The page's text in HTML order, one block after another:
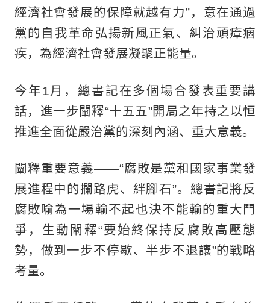
經濟社會發展的保障就越有力”，意在通過
黨的自我革命弘揚新風正氣、糾治頑瘴痼
疾，為經濟社會發展凝聚正能量。
今年1月，總書記在多個場合發表重要講
話，進一步闡釋“十五五”開局之年持之以恒
推進全面從嚴治黨的深刻內涵、重大意義。
闡釋重要意義——“腐敗是黨和國家事業發
展進程中的攔路虎、絆腳石”。總書記將反
腐敗喻為一場輸不起也決不能輸的重大鬥
爭，生動闡釋“要始終保持反腐敗高壓態
勢，做到一步不停歇、半步不退讓”的戰略
考量。